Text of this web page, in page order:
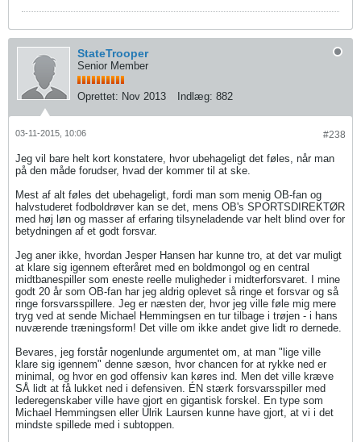
StateTrooper
Senior Member
Oprettet: Nov 2013 Indlæg: 882
#238
03-11-2015, 10:06
Jeg vil bare helt kort konstatere, hvor ubehageligt det føles, når man
på den måde forudser, hvad der kommer til at ske.
Mest af alt føles det ubehageligt, fordi man som menig OB-fan og
halvstuderet fodboldrøver kan se det, mens OB's SPORTSDIREKTØR
med høj løn og masser af erfaring tilsyneladende var helt blind over for
betydningen af et godt forsvar.
Jeg aner ikke, hvordan Jesper Hansen har kunne tro, at det var muligt
at klare sig igennem efteråret med en boldmongol og en central
midtbanespiller som eneste reelle muligheder i midterforsvaret. I mine
godt 20 år som OB-fan har jeg aldrig oplevet så ringe et forsvar og så
ringe forsvarsspillere. Jeg er næsten der, hvor jeg ville føle mig mere
tryg ved at sende Michael Hemmingsen en tur tilbage i trøjen - i hans
nuværende træningsform! Det ville om ikke andet give lidt ro dernede.
Bevares, jeg forstår nogenlunde argumentet om, at man "lige ville
klare sig igennem" denne sæson, hvor chancen for at rykke ned er
minimal, og hvor en god offensiv kan køres ind. Men det ville kræve
SÅ lidt at få lukket ned i defensiven. ÉN stærk forsvarsspiller med
lederegenskaber ville have gjort en gigantisk forskel. En type som
Michael Hemmingsen eller Ulrik Laursen kunne have gjort, at vi i det
mindste spillede med i subtoppen.